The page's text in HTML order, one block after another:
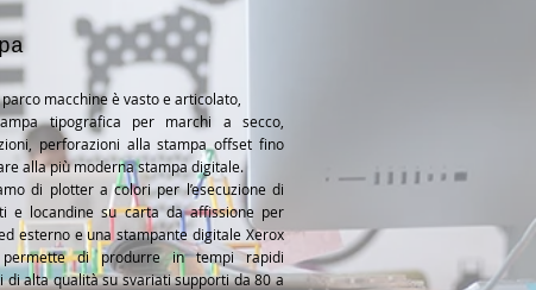
macchine è vasto e articolato,
tipografica per marchi a secco,
perforazioni alla stampa offset fino
alla più moderna stampa digitale.
di plotter a colori per l’esecuzione di
e locandine su carta da affissione per
esterno e una stampante digitale Xerox
di produrre in tempi rapidi
di alta qualità su svariati supporti da 80 a